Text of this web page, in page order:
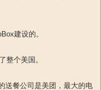
建设的。
整个美国。
送餐公司是美团，最大的电